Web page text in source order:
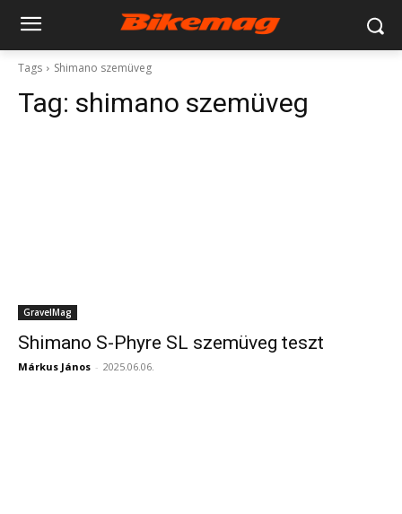
Tags Shimano szemüveg
Tag: shimano szemüveg
GravelMag
Shimano S-Phyre SL szemüveg teszt
Márkus János - 2025.06.06.